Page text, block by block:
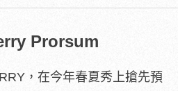
Prorsum
，在今年春夏秀上搶先預